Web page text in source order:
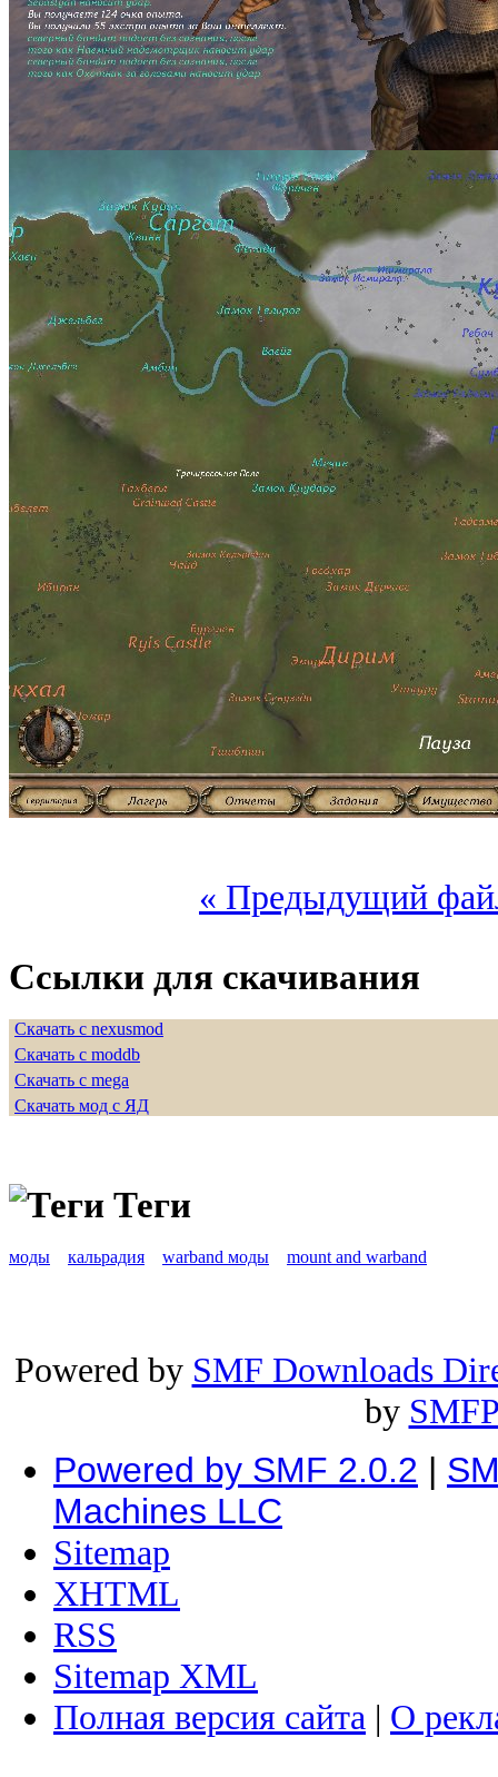
« Предыдущий
Ссылки для скачивания
Скачать с nexusmod
Скачать с moddb
Скачать с mega
Скачать мод с ЯД
Теги
моды кальрадия warband моды mount and warband
Powered by SMF Downloads
by
Powered by SMF 2.0.2 |
Machines LLC
Sitemap
XHTML
RSS
Sitemap XML
Полная версия сайта | О